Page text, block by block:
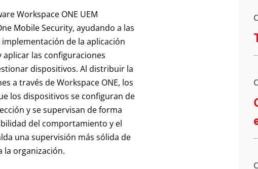
Workspace ONE UEM
Mobile Security, ayudando a las
de la aplicación
aplicar las configuraciones
dispositivos. Al distribuir la
a través de Workspace ONE, los
los dispositivos se configuran de
y se supervisan de forma
del comportamiento y el
una supervisión más sólida de
la organización.